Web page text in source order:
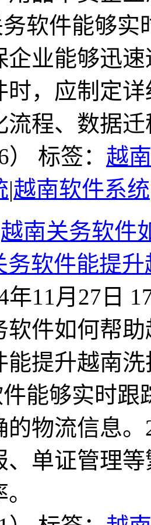
软件能够
企业能够迅
时，应制定
流程、数据
标签： 越
|越南软件系统
南关务软件
务软件能提
年11月27日
软件如何帮
能提升越南
能够实时
的物流信息
、单证管理